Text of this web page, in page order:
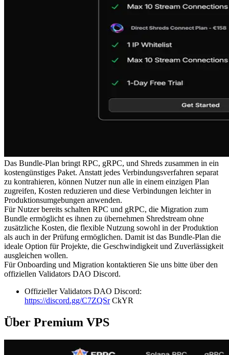
Das Bundle-Plan bringt RPC, gRPC, und Shreds zusammen in ein
kostengünstiges Paket. Anstatt jedes Verbindungsverfahren separat
zu kontrahieren, können Nutzer nun alle in einem einzigen Plan
zugreifen, Kosten reduzieren und diese Verbindungen leichter in
Produktionsumgebungen anwenden.
Für Nutzer bereits schalten RPC und gRPC, die Migration zum
Bundle ermöglicht es ihnen zu übernehmen Shredstream ohne
zusätzliche Kosten, die flexible Nutzung sowohl in der Produktion
als auch in der Prüfung ermöglichen. Damit ist das Bundle-Plan die
ideale Option für Projekte, die Geschwindigkeit und Zuverlässigkeit
ausgleichen wollen.
Für Onboarding und Migration kontaktieren Sie uns bitte über den
offiziellen Validators DAO Discord.
Offizieller Validators DAO Discord:
https://discord.gg/C7ZQSrCkYR
Über Premium VPS